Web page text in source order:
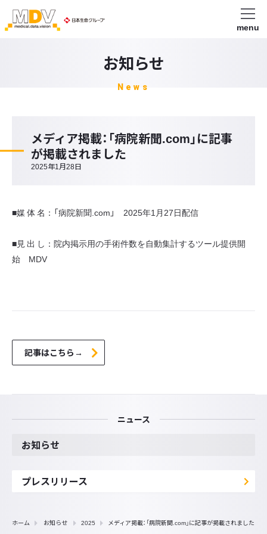
menu
お知らせ
News
メディア掲載：「病院新聞.com」に記事
が掲載されました
2025年1月28日
■媒 体 名：「病院新聞.com」 2025年1月27日配信
■見 出 し：院内掲示用の手術件数を自動集計するツール提供開
始 MDV
記事はこちら→
ニュース
お知らせ
プレスリリース
ホーム お知らせ 2025 メディア掲載：「病院新聞.com」に記事が掲載されました